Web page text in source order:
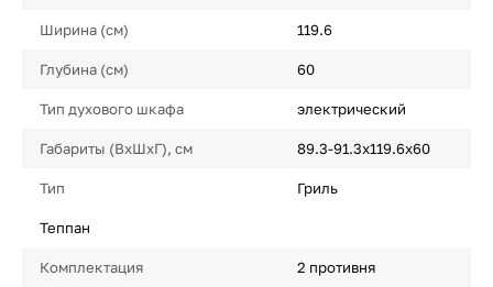
Ширина (см) 119.6
Глубина (см) 60
Тип духового шкафа электрический
Габариты (ВхШхГ), см 89.3-91.3х119.6х60
Тип Гриль
Теппан
Комплектация 2 противня